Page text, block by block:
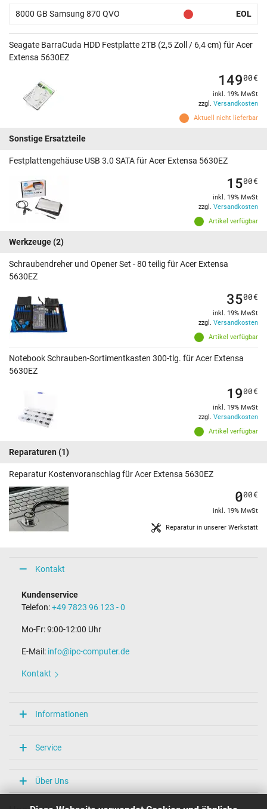
8000 GB Samsung 870 QVO EOL
Seagate BarraCuda HDD Festplatte 2TB (2,5 Zoll / 6,4 cm) für Acer
Extensa 5630EZ
Aktuell nicht lieferbar
14900€
inkl. 19% MwSt
zzgl. Versandkosten
Sonstige Ersatzteile
Festplattengehäuse USB 3.0 SATA für Acer Extensa 5630EZ
Artikel verfügbar
1500€
inkl. 19% MwSt
zzgl. Versandkosten
Werkzeuge(2)
Schraubendreher und Opener Set - 80 teilig für Acer Extensa
5630EZ
Artikel verfügbar
3500€
inkl. 19% MwSt
zzgl. Versandkosten
Notebook Schrauben-Sortimentkasten 300-tlg. für Acer Extensa
5630EZ
Artikel verfügbar
1900€
inkl. 19% MwSt
zzgl. Versandkosten
Reparaturen (1)
Reparatur Kostenvoranschlag für Acer Extensa 5630EZ
Reparatur in unserer Werkstatt
000€
inkl. 19% MwSt
Kontakt
Kundenservice
Telefon:+49 7823 96 123 - 0
Mo-Fr: 9:00-12:00 Uhr
E-Mail: info@ipc-computer.de
Kontakt
Informationen
Service
Über Uns